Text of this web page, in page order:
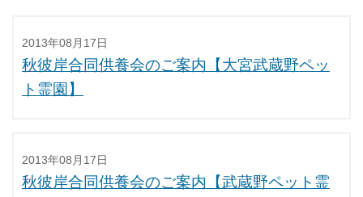
2013年08月17日
秋彼岸合同供養会のご案内【大宮武蔵野ペッ
ト霊園】
2013年08月17日
秋彼岸合同供養会のご案内【武蔵野ペット霊